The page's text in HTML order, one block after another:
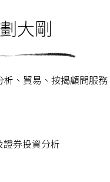
大剛
、貿易、按揭顧問服
證券投資分析